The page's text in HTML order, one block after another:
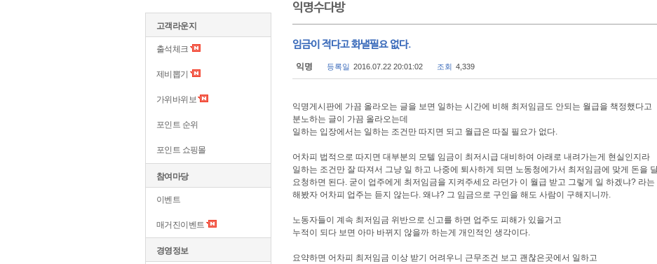
고객라운지
출석체크
제비뽑기
가위바위보
포인트 순위
포인트 쇼핑몰
참여마당
이벤트
매거진이벤트
경영정보
익명수다방
임금이 적다고 화낼필요 없다.
익명 등록일 2016.07.22 20:01:02 조회 4,339
익명게시판에 가끔 올라오는 글을 보면 일하는 시간에 비해 최저임금도 안되는 월급을 책정했다고
분노하는 글이 가끔 올라오는데
일하는 입장에서는 일하는 조건만 따지면 되고 월급은 따질 필요가 없다.
어차피 법적으로 따지면 대부분의 모텔 임금이 최저시급 대비하여 아래로 내려가는게 현실인지라
일하는 조건만 잘 따져서 그냥 일 하고 나중에 퇴사하게 되면 노동청에가서 최저임금에 맞게 돈을
요청하면 된다. 굳이 업주에게 최저임금을 지켜주세요 라던가 이 월급 받고 그렇게 일 하겠냐? 라는
해봤자 어차피 업주는 듣지 않는다. 왜냐? 그 임금으로 구인을 해도 사람이 구해지니까.
노동자들이 계속 최저임금 위반으로 신고를 하면 업주도 피해가 있을거고
누적이 되다 보면 아마 바뀌지 않을까 하는게 개인적인 생각이다.
요약하면 어차피 최저임금 이상 받기 어려우니 근무조건 보고 괜찮은곳에서 일하고